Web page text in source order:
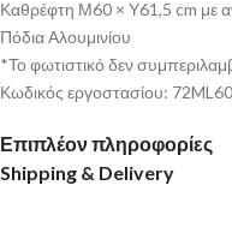
Καθρέφτη Μ60 × Υ61,5 cm με
Πόδια Αλουμινίου
*Το φωτιστικό δεν
Κωδικός εργοστασίου:
Επιπλέον πληροφορίες
Shipping & Delivery